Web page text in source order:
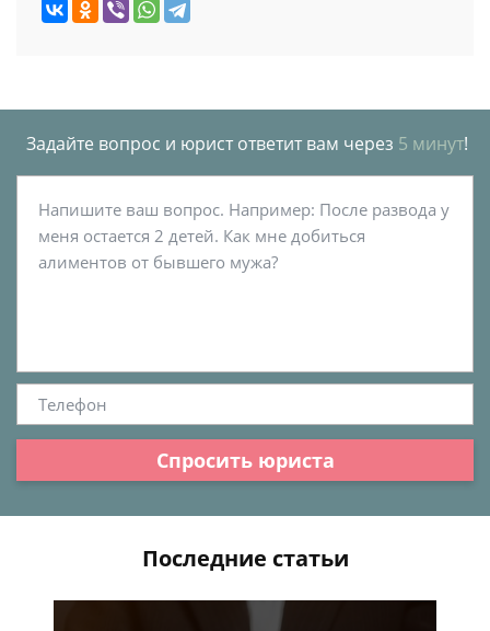
Задайте вопрос и юрист ответит вам через 5 минут!
Спросить юриста
Последние статьи